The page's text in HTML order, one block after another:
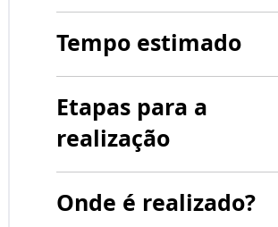
Tempo estimado
Etapas para a
realização
Onde é realizado?